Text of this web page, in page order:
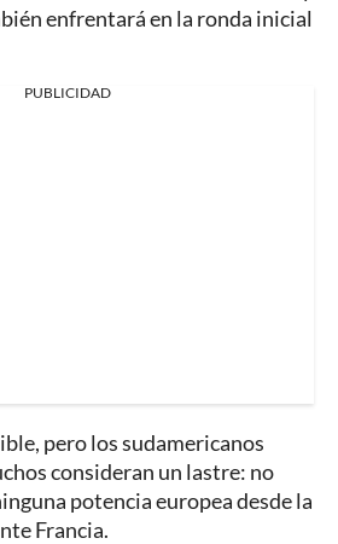
enfrentará en la ronda inicial
PUBLICIDAD
pero los sudamericanos
consideran un lastre: no
potencia europea desde la
Francia.